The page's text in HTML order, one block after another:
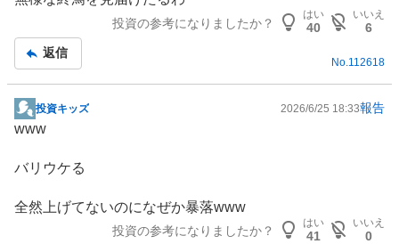
記
投資の参考になりましたか？
はい
40
いいえ
6
返信
No. 112618
掲
示
記
投資キッズ 2026/6/25 18:33報告
www
バリウケる
全然上げてないのになぜか暴落www
投資の参考になりましたか？
はい
41
いいえ
0